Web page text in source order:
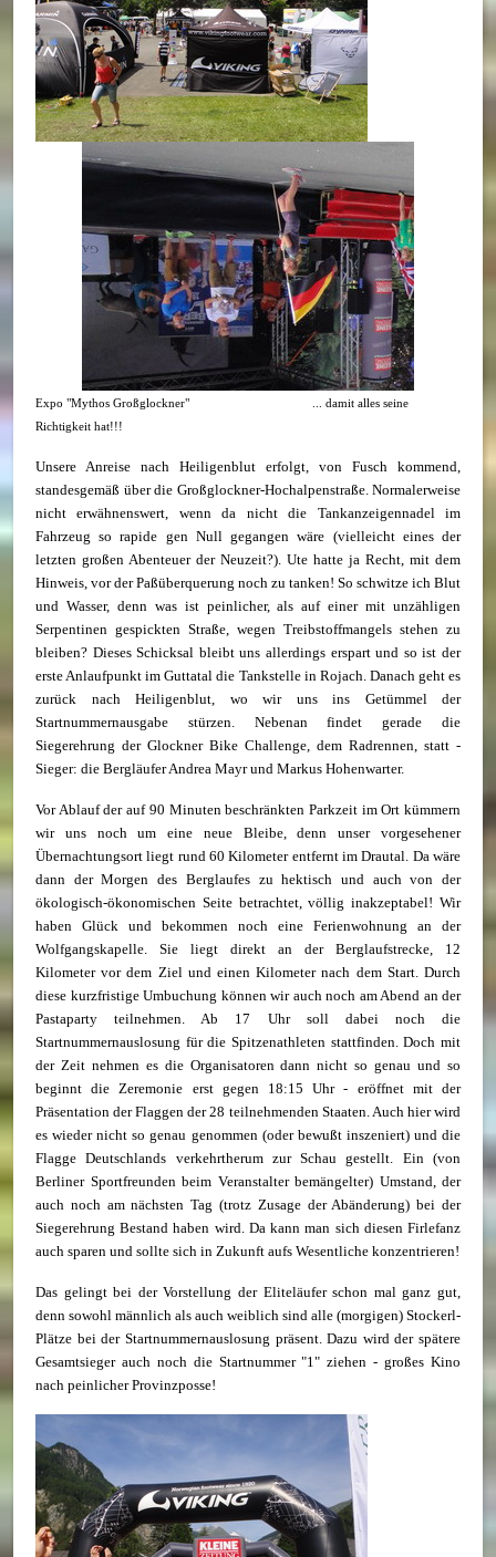
Expo "Mythos Großglockner" ... damit alles seine
Richtigkeit hat!!!
Unsere Anreise nach Heiligenblut erfolgt, von Fusch kommend,
standesgemäß über die Großglockner-Hochalpenstraße. Normalerweise
nicht erwähnenswert, wenn da nicht die Tankanzeigennadel im
Fahrzeug so rapide gen Null gegangen wäre (vielleicht eines der
letzten großen Abenteuer der Neuzeit?). Ute hatte ja Recht, mit dem
Hinweis, vor der Paßüberquerung noch zu tanken! So schwitze ich Blut
und Wasser, denn was ist peinlicher, als auf einer mit unzähligen
Serpentinen gespickten Straße, wegen Treibstoffmangels stehen zu
bleiben? Dieses Schicksal bleibt uns allerdings erspart und so ist der
erste Anlaufpunkt im Guttatal die Tankstelle in Rojach. Danach geht es
zurück nach Heiligenblut, wo wir uns ins Getümmel der
Startnummernausgabe stürzen. Nebenan findet gerade die
Siegerehrung der Glockner Bike Challenge, dem Radrennen, statt -
Sieger: die Bergläufer Andrea Mayr und Markus Hohenwarter.
Vor Ablauf der auf 90 Minuten beschränkten Parkzeit im Ort kümmern
wir uns noch um eine neue Bleibe, denn unser vorgesehener
Übernachtungsort liegt rund 60 Kilometer entfernt im Drautal. Da wäre
dann der Morgen des Berglaufes zu hektisch und auch von der
ökologisch-ökonomischen Seite betrachtet, völlig inakzeptabel! Wir
haben Glück und bekommen noch eine Ferienwohnung an der
Wolfgangskapelle. Sie liegt direkt an der Berglaufstrecke, 12
Kilometer vor dem Ziel und einen Kilometer nach dem Start. Durch
diese kurzfristige Umbuchung können wir auch noch am Abend an der
Pastaparty teilnehmen. Ab 17 Uhr soll dabei noch die
Startnummernauslosung für die Spitzenathleten stattfinden. Doch mit
der Zeit nehmen es die Organisatoren dann nicht so genau und so
beginnt die Zeremonie erst gegen 18:15 Uhr - eröffnet mit der
Präsentation der Flaggen der 28 teilnehmenden Staaten. Auch hier wird
es wieder nicht so genau genommen (oder bewußt inszeniert) und die
Flagge Deutschlands verkehrtherum zur Schau gestellt. Ein (von
Berliner Sportfreunden beim Veranstalter bemängelter) Umstand, der
auch noch am nächsten Tag (trotz Zusage der Abänderung) bei der
Siegerehrung Bestand haben wird. Da kann man sich diesen Firlefanz
auch sparen und sollte sich in Zukunft aufs Wesentliche konzentrieren!
Das gelingt bei der Vorstellung der Eliteläufer schon mal ganz gut,
denn sowohl männlich als auch weiblich sind alle (morgigen) Stockerl-
Plätze bei der Startnummernauslosung präsent. Dazu wird der spätere
Gesamtsieger auch noch die Startnummer "1" ziehen - großes Kino
nach peinlicher Provinzposse!